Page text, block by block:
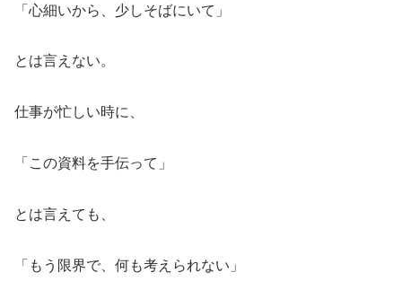
「心細いから、少しそばにいて」
とは言えない。
仕事が忙しい時に、
「この資料を手伝って」
とは言えても、
「もう限界で、何も考えられない」